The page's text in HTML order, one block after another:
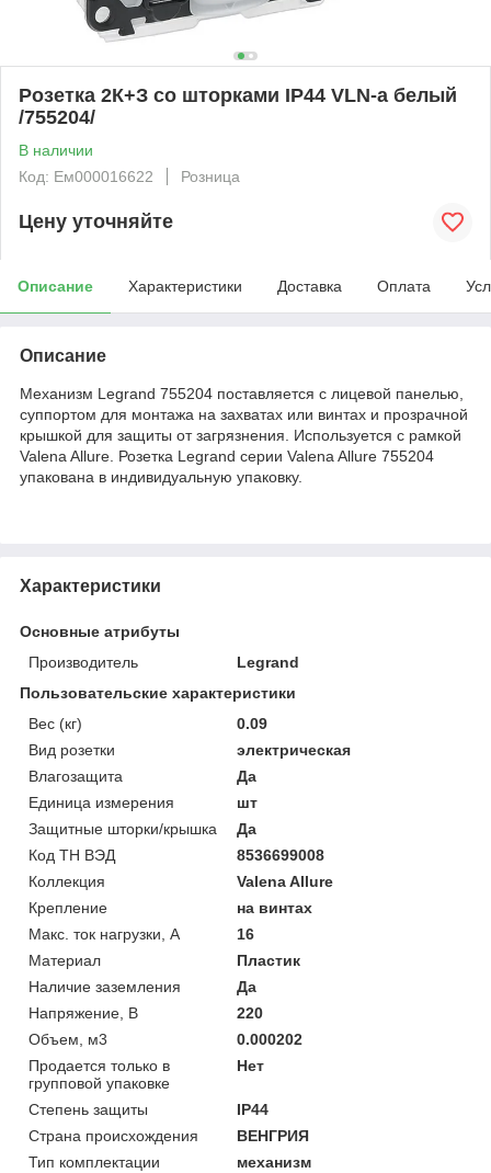
Розетка 2К+З со шторками IP44 VLN-a белый
/755204/
В наличии
Код: Ем000016622
Розница
Цену уточняйте
Описание Характеристики Доставка Оплата
Описание
Механизм Legrand 755204 поставляется с лицевой панелью,
суппортом для монтажа на захватах или винтах и прозрачной
крышкой для защиты от загрязнения. Используется с рамкой
Valena Allure. Розетка Legrand серии Valena Allure 755204
упакована в индивидуальную упаковку.
Характеристики
Основные атрибуты
Производитель
Legrand
Пользовательские характеристики
Вес (кг)
0.09
Вид розетки
электрическая
Влагозащита
Да
Единица измерения
шт
Защитные шторки/крышка
Да
Код ТН ВЭД
8536699008
Коллекция
Valena Allure
Крепление
на винтах
Макс. ток нагрузки, А
16
Материал
Пластик
Наличие заземления
Да
Напряжение, В
220
Объем, м3
0.000202
Продается только в
групповой упаковке
Нет
Степень защиты
IP44
Страна происхождения
ВЕНГРИЯ
Тип комплектации
механизм